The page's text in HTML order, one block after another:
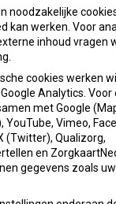
noodzakelijke
kan werken. Voor
inhoud vragen
cookies werken
Analytics. Voor
met Google
YouTube, Vimeo,
(Twitter), Qualizorg,
en
gegevens zoals